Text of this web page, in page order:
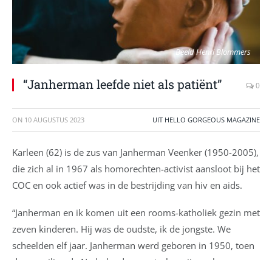
Beeld Henri Blommers
“Janherman leefde niet als patiënt” 0
ON 10 AUGUSTUS 2023 UIT HELLO GORGEOUS MAGAZINE
Karleen (62) is de zus van Janherman Veenker (1950-2005),
die zich al in 1967 als homorechten-activist aansloot bij het
COC en ook actief was in de bestrijding van hiv en aids.
“Janherman en ik komen uit een rooms-katholiek gezin met
zeven kinderen. Hij was de oudste, ik de jongste. We
scheelden elf jaar. Janherman werd geboren in 1950, toen